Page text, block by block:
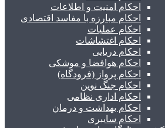
احکام امنیت و اطلاعات
احکام مبارزه با مفاسد اقتصادی
احکام عملیات
احکام اغتشاشات
احکام دریایی
احکام هوافضا و موشکی
احکام پرواز (فرودگاه)
احکام جنگ نوین
احکام اداری نظامی
احکام بهداشت و درمان
احکام سایبری